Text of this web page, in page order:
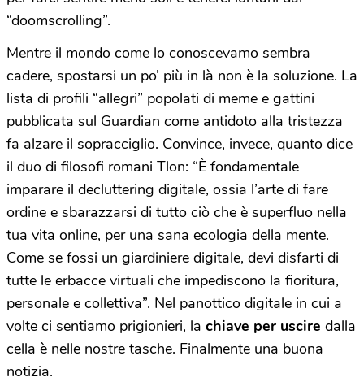
“doomscrolling”.
Mentre il mondo come lo conoscevamo sembra
cadere, spostarsi un po’ più in là non è la soluzione. La
lista di profili “allegri” popolati di meme e gattini
pubblicata sul Guardian come antidoto alla tristezza
fa alzare il sopracciglio. Convince, invece, quanto dice
il duo di filosofi romani Tlon: “È fondamentale
imparare il decluttering digitale, ossia l’arte di fare
ordine e sbarazzarsi di tutto ciò che è superfluo nella
tua vita online, per una sana ecologia della mente.
Come se fossi un giardiniere digitale, devi disfarti di
tutte le erbacce virtuali che impediscono la fioritura,
personale e collettiva”. Nel panottico digitale in cui a
volte ci sentiamo prigionieri, la chiave per uscire dalla
cella è nelle nostre tasche. Finalmente una buona
notizia.